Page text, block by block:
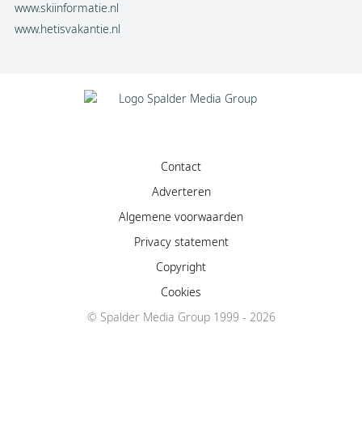
www.skiinformatie.nl
www.hetisvakantie.nl
Contact
Adverteren
Algemene voorwaarden
Privacy statement
Copyright
Cookies
© Spalder Media Group 1999 - 2026